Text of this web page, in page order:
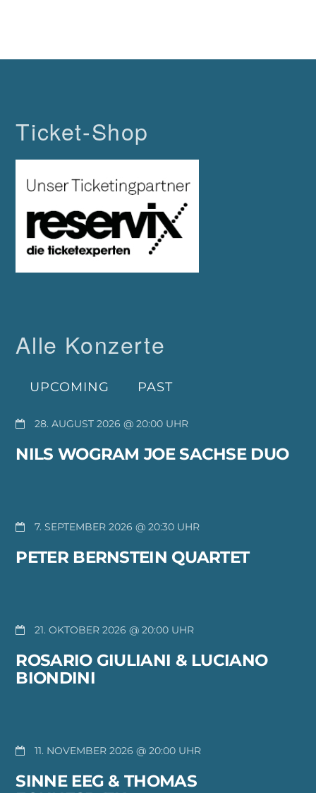
Ticket-Shop
Alle Konzerte
UPCOMING PAST
28. AUGUST 2026 @ 20:00
NILS WOGRAM JOE SACHSE DUO
7. SEPTEMBER 2026 @ 20:30
PETER BERNSTEIN QUARTET
21. OKTOBER 2026 @ 20:00
ROSARIO GIULIANI & LUCIANO
BIONDINI
11. NOVEMBER 2026 @ 20:00
SINNE EEG & THOMAS